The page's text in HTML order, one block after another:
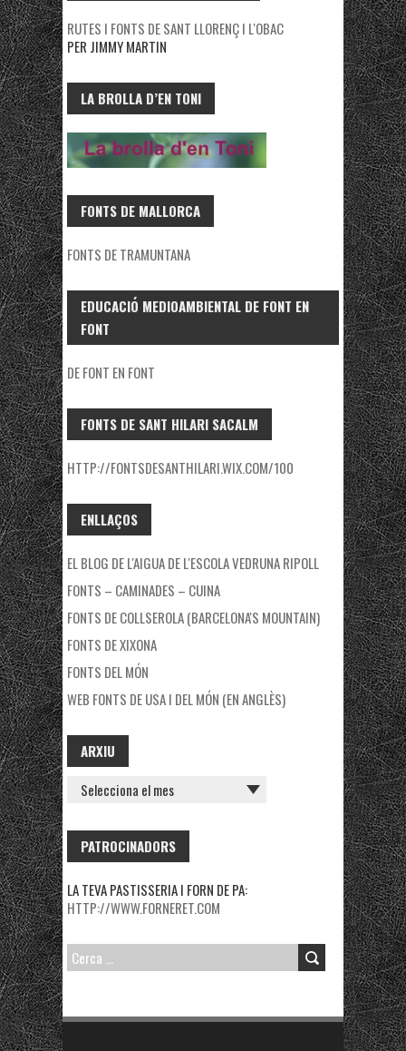
RUTES I FONTS DE SANT LLORENÇ I L'OBAC
PER JIMMY MARTIN
LA BROLLA D’EN TONI
FONTS DE MALLORCA
FONTS DE TRAMUNTANA
EDUCACIÓ MEDIOAMBIENTAL DE FONT EN
FONT
DE FONT EN FONT
FONTS DE SANT HILARI SACALM
HTTP://FONTSDESANTHILARI.WIX.COM/100
ENLLAÇOS
EL BLOG DE L'AIGUA DE L'ESCOLA VEDRUNA RIPOLL
FONTS – CAMINADES – CUINA
FONTS DE COLLSEROLA (BARCELONA'S MOUNTAIN)
FONTS DE XIXONA
FONTS DEL MÓN
WEB FONTS DE USA I DEL MÓN (EN ANGLÈS)
ARXIU
ARXIU
PATROCINADORS
LA TEVA PASTISSERIA I FORN DE PA:
HTTP://WWW.FORNERET.COM
CERCA: